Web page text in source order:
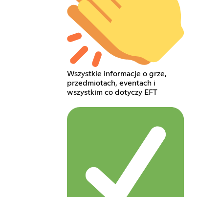
Wszystkie informacje o grze,
przedmiotach, eventach i
wszystkim co dotyczy EFT